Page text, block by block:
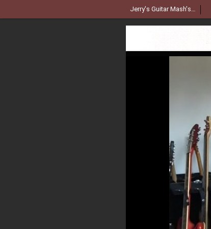
Jerry's Guitar Mash's Picks & The Space